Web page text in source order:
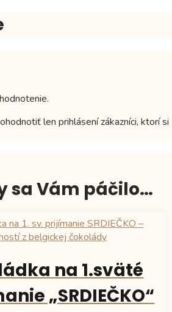
len prihlásení zákazníci, ktorí si
sa Vám páčilo…
na 1.sväté
„SRDIEČKO“